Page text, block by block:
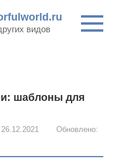
видов
шаблоны для
26.12.2021
Обновлено: